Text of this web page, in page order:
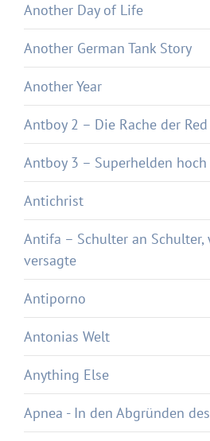
Another Day of Life
Another German Tank Story
Another Year
Antboy 2 – Die Rache der
Antboy 3 – Superhelden hoch
Antichrist
Antifa – Schulter an Schulter,
versagte
Antiporno
Antonias Welt
Anything Else
Apnea - In den Abgründen